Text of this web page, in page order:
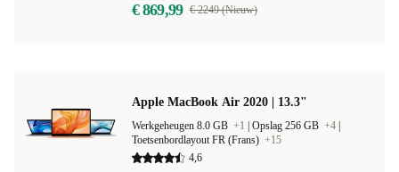
€ 869,99 € 2249 (Nieuw)
Apple MacBook Air 2020 | 13.3"
Werkgeheugen 8.0 GB +1 Opslag 256 GB +4
Toetsenbordlayout FR (Frans) +15
4,6